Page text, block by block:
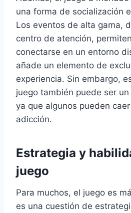
una forma de socialización
Los eventos de alta gama,
centro de atención,
conectarse en un entorno
añade un elemento de
experiencia. Sin embargo,
juego también puede ser
ya que algunos pueden
adicción.
Estrategia y
juego
Para muchos, el juego es
es una cuestión de